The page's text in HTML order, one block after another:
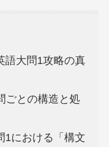
語大問1攻略の真
ごとの構造と処
1における「構文